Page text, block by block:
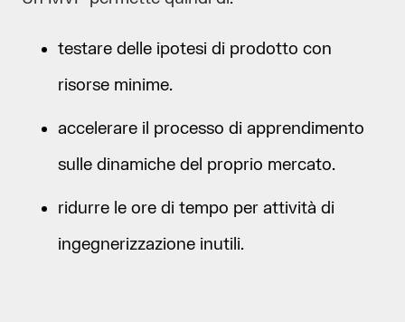
testare delle ipotesi di prodotto con
risorse minime.
accelerare il processo di apprendimento
sulle dinamiche del proprio mercato.
ridurre le ore di tempo per attività di
ingegnerizzazione inutili.